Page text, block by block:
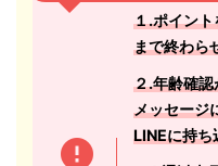
１.ポイン
まで終わら
２.年齢確
メッセージ
LINEに持ち